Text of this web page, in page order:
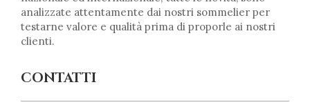
analizzate attentamente dai nostri sommelier per
testarne valore e qualità prima di proporle ai nostri
clienti.
CONTATTI